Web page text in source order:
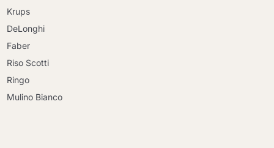
Krups
DeLonghi
Faber
Riso Scotti
Ringo
Mulino Bianco